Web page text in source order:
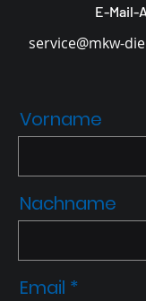
E-Mail-
service@mkw-
Vorname
Nachname
Email